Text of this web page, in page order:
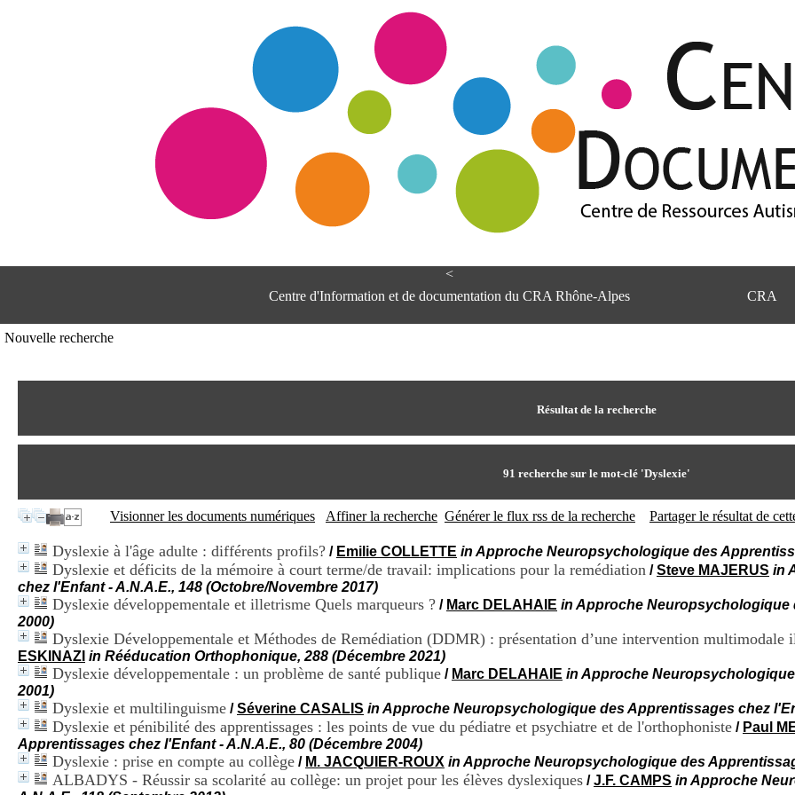
<
Centre d'Information et de documentation du CRA Rhône-Alpes
CRA
Nouvelle recherche
Résultat de la recherche
91 recherche sur le mot-clé 'Dyslexie'
Visionner les documents numériques Affiner la recherche Générer le flux rss de la recherche Partager le résultat de
Dyslexie à l'âge adulte : différents profils? / Emilie COLLETTE in Approche Neuropsychologique des
Dyslexie et déficits de la mémoire à court terme/de travail: implications pour la remédiation /Steve MAJERUS in
chez l'Enfant - A.N.A.E., 148 (Octobre/Novembre 2017)
Dyslexie développementale et illetrisme Quels marqueurs ? / Marc DELAHAIE in Approche Neuropsychologique
2000)
Dyslexie Développementale et Méthodes de Remédiation (DDMR) : présentation d’une intervention multimodale
ESKINAZI in Rééducation Orthophonique, 288 (Décembre 2021)
Dyslexie développementale : un problème de santé publique / Marc DELAHAIE in Approche
2001)
Dyslexie et multilinguisme /Séverine CASALIS in Approche Neuropsychologique des Apprentissages chez
Dyslexie et pénibilité des apprentissages : les points de vue du pédiatre et psychiatre et de l'orthophoniste / Paul
Apprentissages chez l'Enfant - A.N.A.E., 80 (Décembre 2004)
Dyslexie : prise en compte au collège / M. JACQUIER-ROUX in Approche Neuropsychologique des
ALBADYS - Réussir sa scolarité au collège: un projet pour les élèves dyslexiques /J.F. CAMPS in Approche